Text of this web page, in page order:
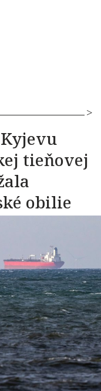
tieňovej
obilie